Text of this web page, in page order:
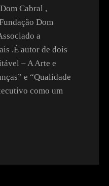
Cabral ,
Dom
a
.É autor de dois
– A Arte e
e “Qualidade
como um